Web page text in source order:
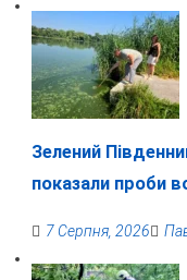
Зелений
показали проби
7 Серпня, 2026